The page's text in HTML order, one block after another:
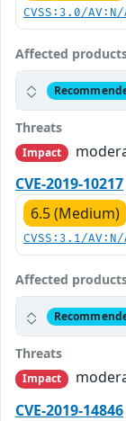
CVSS:3.0/
Affected
Threats
Impact
CVE-2019-10217
6.5 (Medium)
CVSS:3.1/
Affected
Threats
Impact
CVE-2019-14846